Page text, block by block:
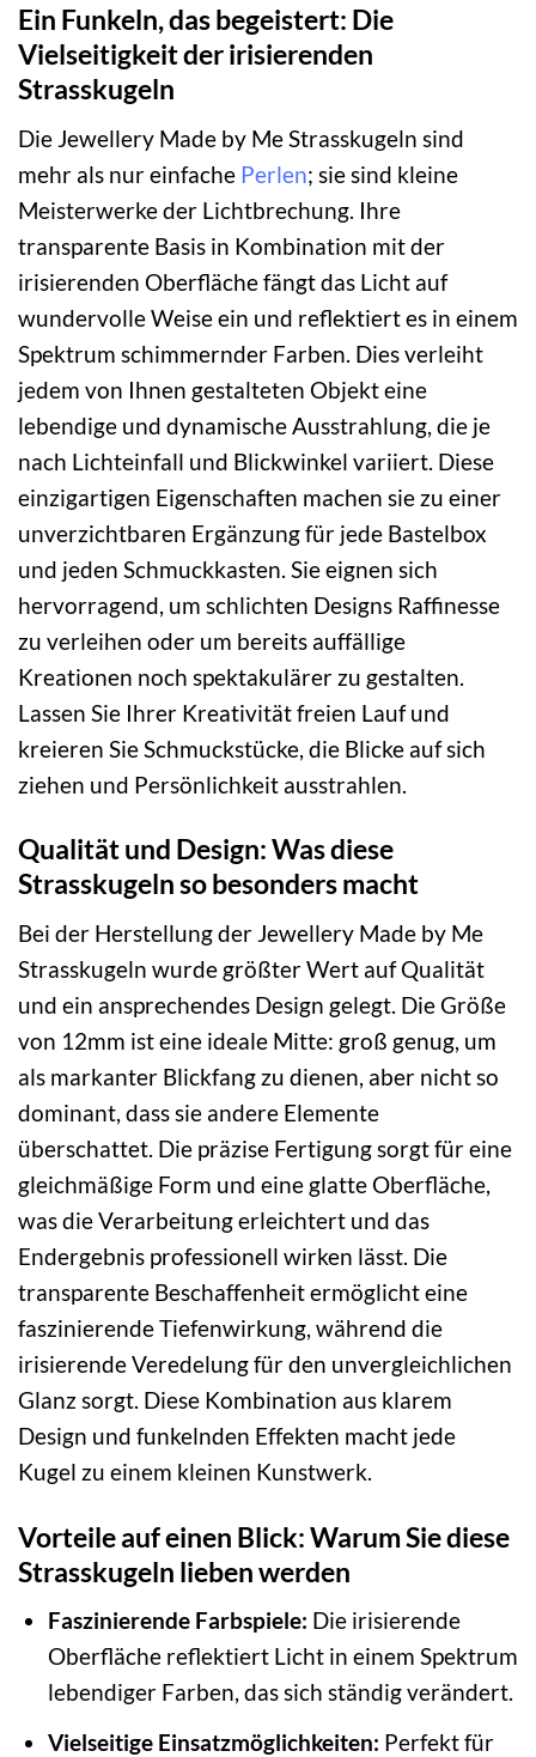
Ein Funkeln, das begeistert: Die
Vielseitigkeit der irisierenden
Strasskugeln
Die Jewellery Made by Me Strasskugeln sind
mehr als nur einfache Perlen; sie sind kleine
Meisterwerke der Lichtbrechung. Ihre
transparente Basis in Kombination mit der
irisierenden Oberfläche fängt das Licht auf
wundervolle Weise ein und reflektiert es in einem
Spektrum schimmernder Farben. Dies verleiht
jedem von Ihnen gestalteten Objekt eine
lebendige und dynamische Ausstrahlung, die je
nach Lichteinfall und Blickwinkel variiert. Diese
einzigartigen Eigenschaften machen sie zu einer
unverzichtbaren Ergänzung für jede Bastelbox
und jeden Schmuckkasten. Sie eignen sich
hervorragend, um schlichten Designs Raffinesse
zu verleihen oder um bereits auffällige
Kreationen noch spektakulärer zu gestalten.
Lassen Sie Ihrer Kreativität freien Lauf und
kreieren Sie Schmuckstücke, die Blicke auf sich
ziehen und Persönlichkeit ausstrahlen.
Qualität und Design: Was diese
Strasskugeln so besonders macht
Bei der Herstellung der Jewellery Made by Me
Strasskugeln wurde größter Wert auf Qualität
und ein ansprechendes Design gelegt. Die Größe
von 12mm ist eine ideale Mitte: groß genug, um
als markanter Blickfang zu dienen, aber nicht so
dominant, dass sie andere Elemente
überschattet. Die präzise Fertigung sorgt für eine
gleichmäßige Form und eine glatte Oberfläche,
was die Verarbeitung erleichtert und das
Endergebnis professionell wirken lässt. Die
transparente Beschaffenheit ermöglicht eine
faszinierende Tiefenwirkung, während die
irisierende Veredelung für den unvergleichlichen
Glanz sorgt. Diese Kombination aus klarem
Design und funkelnden Effekten macht jede
Kugel zu einem kleinen Kunstwerk.
Vorteile auf einen Blick: Warum Sie diese
Strasskugeln lieben werden
Faszinierende Farbspiele: Die irisierende
Oberfläche reflektiert Licht in einem Spektrum
lebendiger Farben, das sich ständig verändert.
Vielseitige Einsatzmöglichkeiten: Perfekt für